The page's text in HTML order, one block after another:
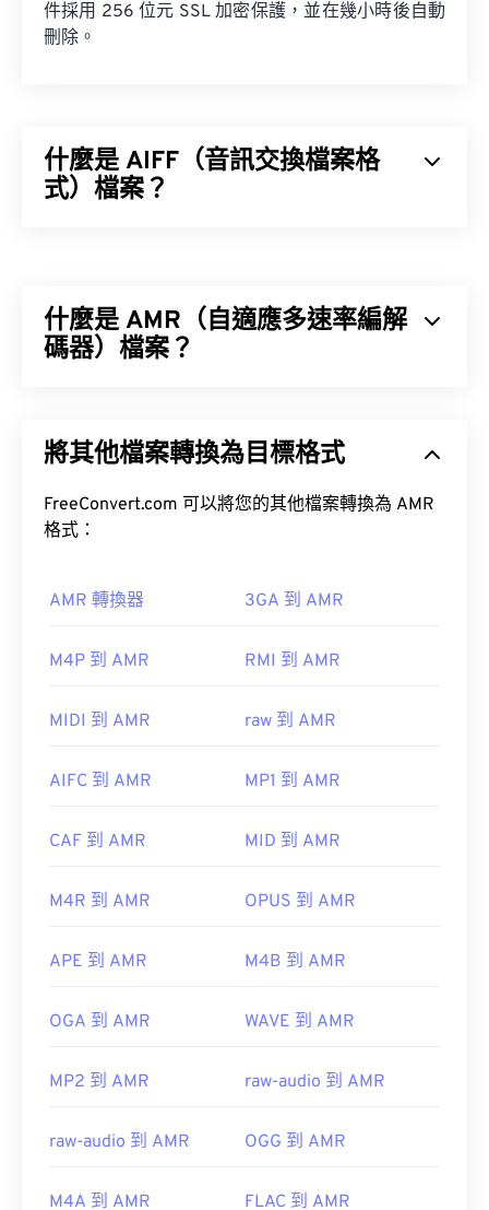
件採用 256 位元 SSL 加密保護，並在幾小時後自動
刪除。
什麼是 AIFF（音訊交換檔案格
式）檔案？
不會損失原始音訊的品質或數據，但也意味著 AIFF
檔案會佔用更多空間。 AIFF 可以定位
如何開啟 AIFF 檔案？
預設情況下，AIFF 檔案會在Windows Media Player
或iTunes
請注意，如果您使用的是 Android 或非 Apple 設
啟。
開發者： 蘋果
實用連結：
https://en.wikipedia.org/wiki/
2619569
什麼是 AMR（自適應多速率編解
碼器）檔案？
此非常適合語音錄製和廣播。
全球行動通訊系統 (GSM)
通用行動通訊系
統 (UMTS)
如何開啟 AMR 檔案？
由於 AMR 檔案經常用於手機，包括彩信，因此大多
開發者： 第三代合作夥伴計畫 (3GPP)
初始版本：
https://en.wikipedia.org/wiki/Adaptive_Multi-
https://www.etsi.org/
將其他檔案轉換為目標格式
FreeConvert.com 可以將您的其他檔案轉換為 AMR
格式：
AMR 轉換器 3GA 到 AMR
M4P 到 AMR RMI 到 AMR
MIDI 到 AMR raw 到 AMR
AIFC 到 AMR MP1 到 AMR
CAF 到 AMR MID 到 AMR
M4R 到 AMR OPUS 到 AMR
APE 到 AMR M4B 到 AMR
OGA 到 AMR WAVE 到 AMR
MP2 到 AMR raw-audio 到 AMR
raw-audio 到 AMR OGG 到 AMR
M4A 到 AMR FLAC 到 AMR